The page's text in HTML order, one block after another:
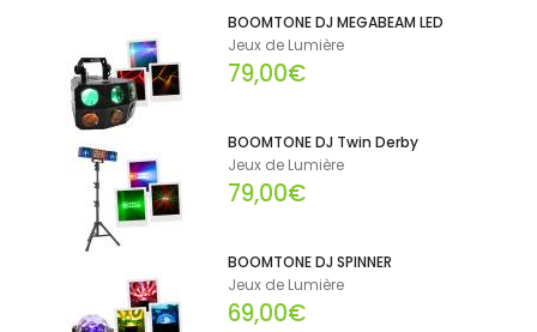
BOOMTONE DJ MEGABEAM LED
Jeux de Lumière
79,00€
BOOMTONE DJ Twin Derby
Jeux de Lumière
79,00€
BOOMTONE DJ SPINNER
Jeux de Lumière
69,00€